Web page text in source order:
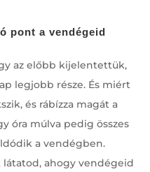
pont a vendégeid
az előbb kijelentettük,
legjobb része. És miért
és rábízza magát a
óra múlva pedig összes
a vendégben.
látatod, ahogy vendégeid